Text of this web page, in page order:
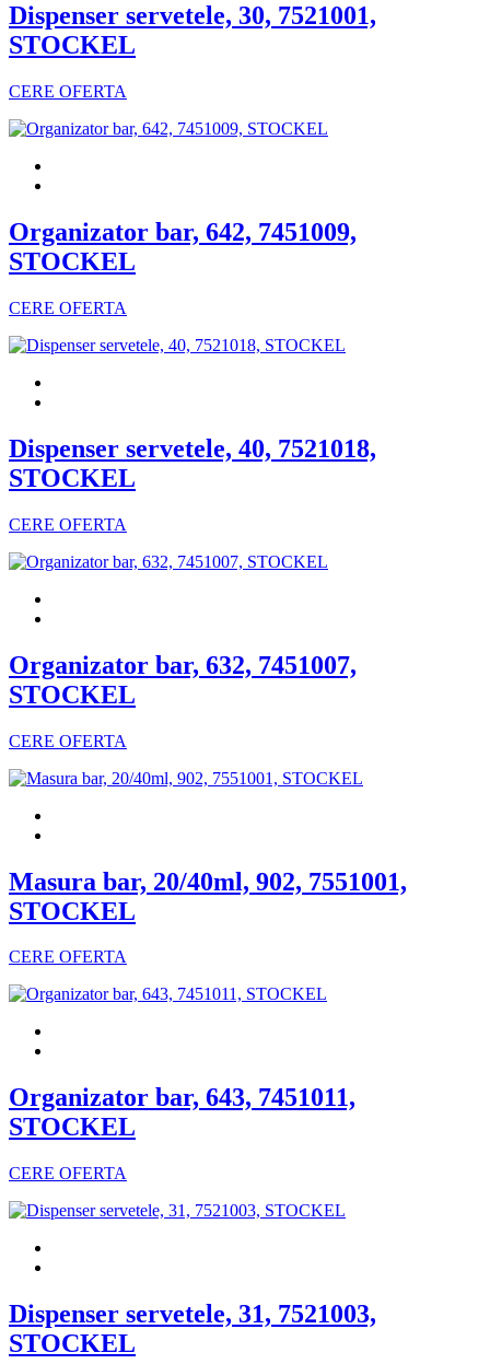
Dispenser servetele, 30, 7521001,
STOCKEL
CERE OFERTA
Organizator bar, 642, 7451009,
STOCKEL
CERE OFERTA
Dispenser servetele, 40, 7521018,
STOCKEL
CERE OFERTA
Organizator bar, 632, 7451007,
STOCKEL
CERE OFERTA
Masura bar, 20/40ml, 902, 7551001,
STOCKEL
CERE OFERTA
Organizator bar, 643, 7451011,
STOCKEL
CERE OFERTA
Dispenser servetele, 31, 7521003,
STOCKEL